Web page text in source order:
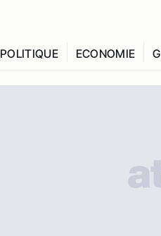
POLITIQUE ECONOMIE